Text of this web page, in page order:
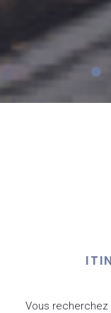
Vous